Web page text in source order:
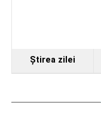
Ştirea zilei